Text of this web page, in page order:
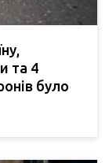
та 4
було